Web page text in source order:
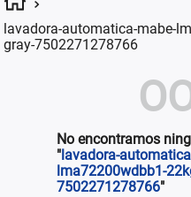
lavadora-automatica-mabe-
gray-7502271278766
No encontramos
" lavadora-
lma72200wdbb1-
7502271278766"
2.
moto